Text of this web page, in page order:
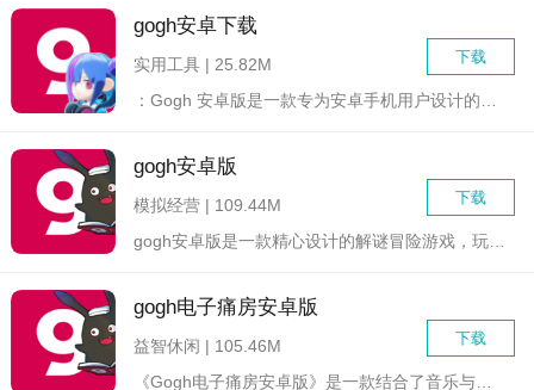
gogh安卓下载
下载
实用工具 | 25.82M
gogh安卓版
下载
模拟经营 | 109.44M
gogh电子痛房安卓版
下载
益智休闲 | 105.46M